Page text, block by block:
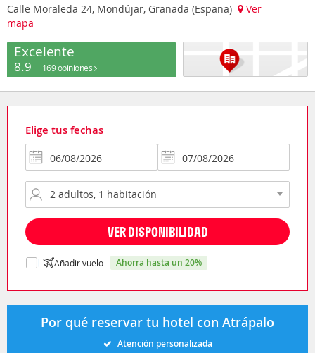
Calle Moraleda 24, Mondújar, Granada (España)
Ver
mapa
Excelente
8.9 169 opiniones
Elige tus fechas
VER DISPONIBILIDAD
Añadir vuelo ahorra hasta un 20%
Por qué reservar tu hotel con Atrápalo
Atención personalizada